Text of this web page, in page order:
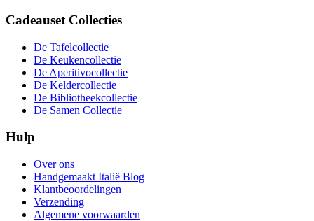
Cadeauset Collecties
De Tafelcollectie
De Keukencollectie
De Aperitivocollectie
De Keldercollectie
De Bibliotheekcollectie
De Samen Collectie
Hulp
Over ons
Handgemaakt Italië Blog
Klantbeoordelingen
Verzending
Algemene voorwaarden